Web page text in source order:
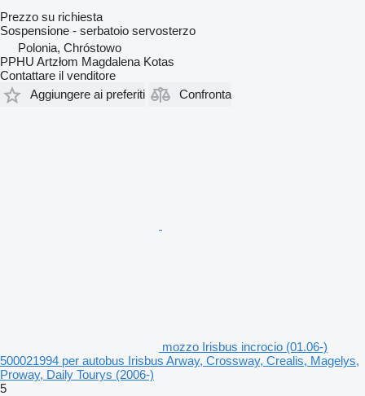
Prezzo su richiesta
Sospensione - serbatoio servosterzo
Polonia, Chróstowo
PPHU Artzłom Magdalena Kotas
Contattare il venditore
Aggiungere ai preferiti
Confronta
mozzo Irisbus incrocio (01.06-)
500021994 per autobus Irisbus Arway, Crossway, Crealis, Magelys,
Proway, Daily Tourys (2006-)
5